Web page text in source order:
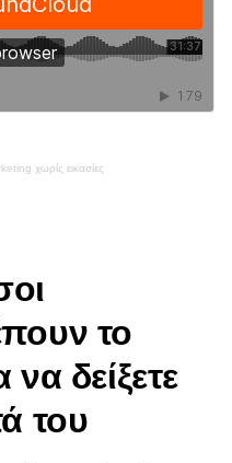
χωρίς εικασίες
το
δείξετε
του